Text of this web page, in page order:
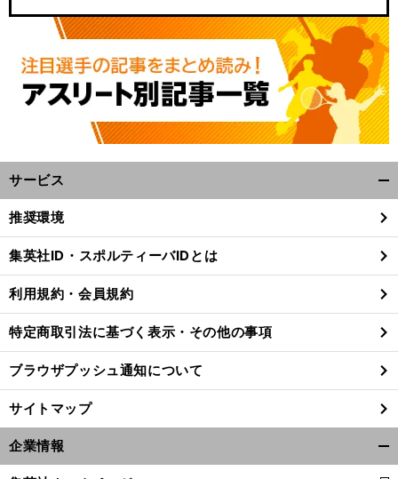
サービス
閉
る
推奨環境
集英社ID・スポルティーバIDとは
利用規約・会員規約
特定商取引法に基づく表示・その他の事項
ブラウザプッシュ通知について
サイトマップ
企業情報